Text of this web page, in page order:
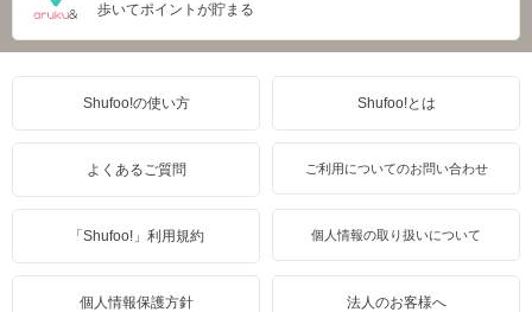
歩いてポイントが貯まる
Shufoo!の使い方 Shufoo!とは
よくあるご質問 ご利用についてのお問い合わせ
「Shufoo!」利用規約 個人情報の取り扱いについて
個人情報保護方針 法人のお客様へ